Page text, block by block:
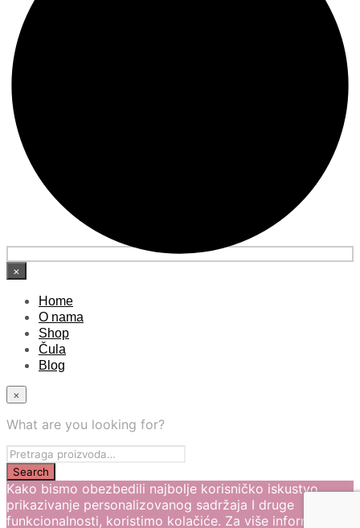
×
Home
O nama
Shop
Čula
Blog
×
What are you looking for?
Kako bismo obezbedili najbolje korisničko iskustvo,
prikazivanje personalizovanog sadržaja I druge
funkcionalnosti, koristimo kolačiće. Za više informacija